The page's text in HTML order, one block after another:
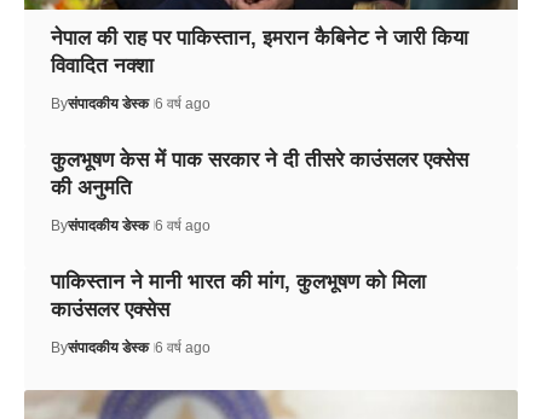
नेपाल की राह पर पाकिस्तान, इमरान कैबिनेट ने जारी किया
विवादित नक्शा
Byसंपादकीय डेस्क 6 वर्ष ago
कुलभूषण केस में पाक सरकार ने दी तीसरे काउंसलर एक्सेस
की अनुमति
Byसंपादकीय डेस्क 6 वर्ष ago
पाकिस्तान ने मानी भारत की मांग, कुलभूषण को मिला
काउंसलर एक्सेस
Byसंपादकीय डेस्क 6 वर्ष ago